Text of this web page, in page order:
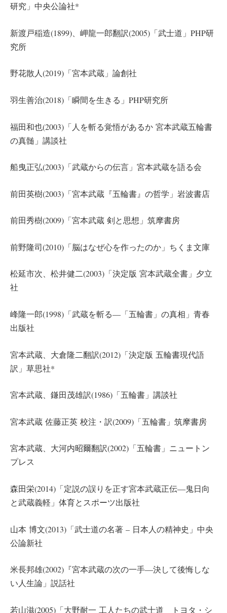
研究」中央公論社*
新渡戸稲造(1899)、岬龍一郎翻訳(2005)「武士道」PHP研
究所
野花散人(2019)「宮本武蔵」論創社
羽生善治(2018)「瞬間を生きる」PHP研究所
福田和也(2003)「人を斬る覚悟があるか 宮本武蔵五輪書
の真髄」講談社
船曳正弘(2003)「武蔵からの伝言」宮本武蔵を語る会
前田英樹(2003)「宮本武蔵『五輪書』の哲学」岩波書店
前田秀樹(2009)「宮本武蔵 剣と思想」筑摩書房
前野隆司(2010)「脳はなぜ心を作ったのか」ちくま文庫
松延市次、松井健二(2003)「決定版 宮本武蔵全書」夕立
社
峰隆一郎(1998)「武蔵を斬る―「五輪書」の真相」青春
出版社
宮本武蔵、大倉隆二翻訳(2012)「決定版 五輪書現代語
訳」草思社*
宮本武蔵、鎌田茂雄訳(1986)「五輪書」講談社
宮本武蔵 佐藤正英 校注・訳(2009)「五輪書」筑摩書房
宮本武蔵、大河内昭爾翻訳(2002)「五輪書」ニュートン
プレス
森田栄(2014)「定説の誤りを正す宮本武蔵正伝―鬼日向
と武蔵義軽」体育とスポーツ出版社
山本 博文(2013)「武士道の名著 – 日本人の精神史」中央
公論新社
米長邦雄(2002)『宮本武蔵の次の一手―決して後悔しな
い人生論」説話社
若山滋(2005)「大野耐一 工人たちの武士道 トヨタ・シ